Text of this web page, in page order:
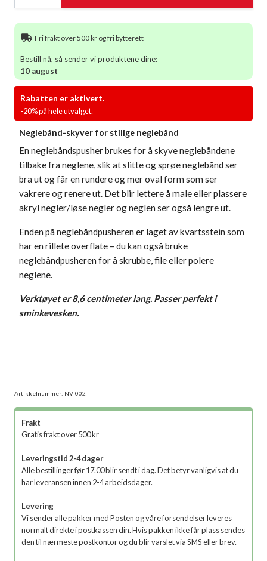
Fri frakt over 500 kr og fri bytterett
Bestill nå, så sender vi produktene dine:
10 august
Rabatten er aktivert.
-20% på hele utvalget.
Neglebånd-skyver for stilige neglebånd
En neglebåndspusher brukes for å skyve neglebåndene
tilbake fra neglene, slik at slitte og sprøe neglebånd ser
bra ut og får en rundere og mer oval form som ser
vakrere og renere ut. Det blir lettere å male eller plassere
akryl negler/løse negler og neglen ser også lengre ut.
Enden på neglebåndpusheren er laget av kvartsstein som
har en rillete overflate – du kan også bruke
neglebåndpusheren for å skrubbe, file eller polere
neglene.
Verktøyet er 8,6 centimeter lang. Passer perfekt i
sminkevesken.
Artikkelnummer: NV-002
Frakt
Gratis frakt over 500 kr
Leveringstid 2-4 dager
Alle bestillinger før 17.00 blir sendt i dag. Det betyr vanligvis at du
har leveransen innen 2-4 arbeidsdager.
Levering
Vi sender alle pakker med Posten og våre forsendelser leveres
normalt direkte i postkassen din. Hvis pakken ikke får plass sendes
den til nærmeste postkontor og du blir varslet via SMS eller brev.